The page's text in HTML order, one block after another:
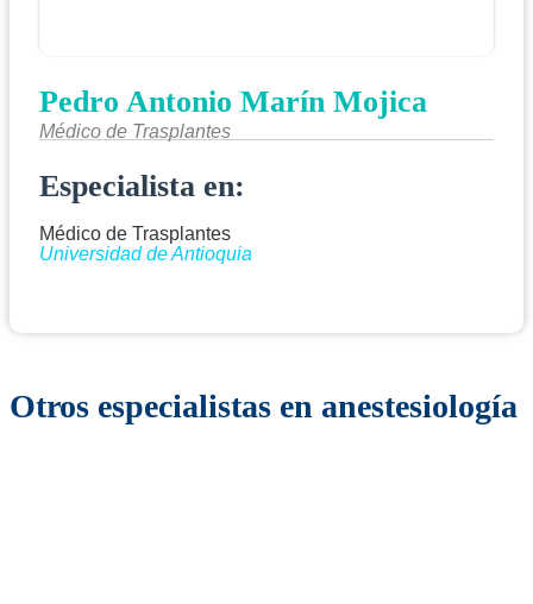
Pedro Antonio Marín Mojica
Médico de Trasplantes
Especialista en:
Médico de Trasplantes
Universidad de Antioquia
Otros especialistas en anestesiología